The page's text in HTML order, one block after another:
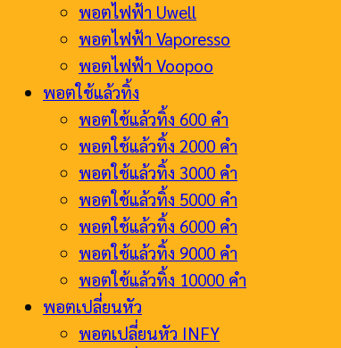
พอตไฟฟ้า Uwell
พอตไฟฟ้า Vaporesso
พอตไฟฟ้า Voopoo
พอตใช้แล้วทิ้ง
พอตใช้แล้วทิ้ง 600 คำ
พอตใช้แล้วทิ้ง 2000 คำ
พอตใช้แล้วทิ้ง 3000 คำ
พอตใช้แล้วทิ้ง 5000 คำ
พอตใช้แล้วทิ้ง 6000 คำ
พอตใช้แล้วทิ้ง 9000 คำ
พอตใช้แล้วทิ้ง 10000 คำ
พอตเปลี่ยนหัว
พอตเปลี่ยนหัว INFY